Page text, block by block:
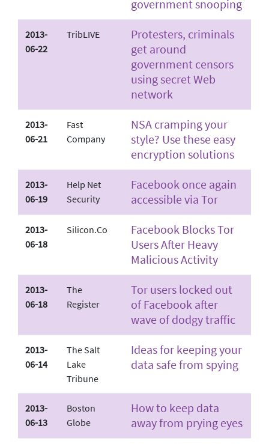
government snooping
2013-
06-22
TribLIVE
Protesters, criminals
get around
government censors
using secret Web
network
2013-
06-21
Fast
Company
NSA cramping your
style? Use these easy
encryption solutions
2013-
06-19
Help Net
Security
Facebook once again
accessible via Tor
2013-
06-18
Silicon.Co
Facebook Blocks Tor
Users After Heavy
Malicious Activity
2013-
06-18
The
Register
Tor users locked out
of Facebook after
wave of dodgy traffic
2013-
06-14
The Salt
Lake
Tribune
Ideas for keeping your
data safe from spying
2013-
06-13
Boston
Globe
How to keep data
away from prying eyes